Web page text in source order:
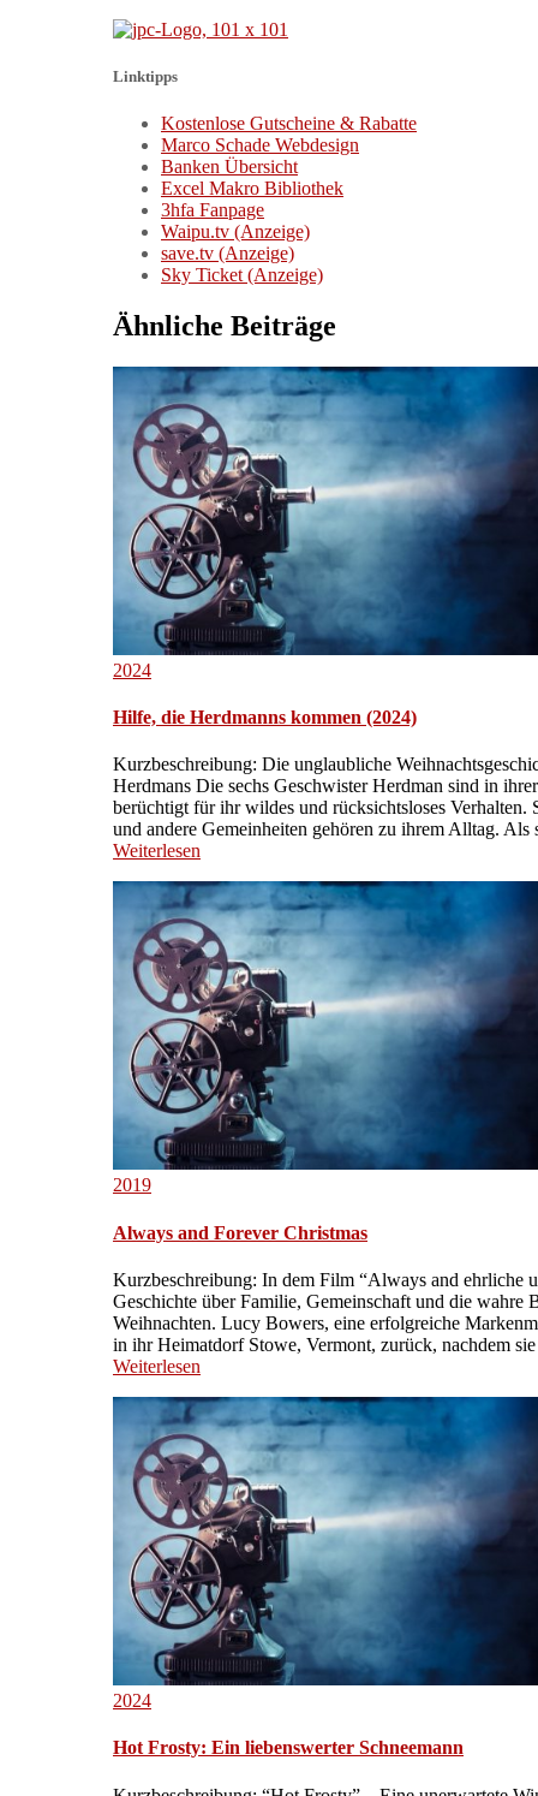
Linktipps
Kostenlose Gutscheine & Rabatte
Marco Schade Webdesign
Banken Übersicht
Excel Makro Bibliothek
3hfa Fanpage
Waipu.tv (Anzeige)
save.tv (Anzeige)
Sky Ticket (Anzeige)
Ähnliche Beiträge
2024
Hilfe, die Herdmanns kommen (2024)
Kurzbeschreibung: Die unglaubliche
Herdmans Die sechs Geschwister Herdman sind in
berüchtigt für ihr wildes und rücksichtsloses Verhalten.
und andere Gemeinheiten gehören zu ihrem Alltag. Als
Weiterlesen
2019
Always and Forever Christmas
Kurzbeschreibung: In dem Film “Always and ehrliche
Geschichte über Familie, Gemeinschaft und die wahre
Weihnachten. Lucy Bowers, eine erfolgreiche
in ihr Heimatdorf Stowe, Vermont, zurück, nachdem
Weiterlesen
2024
Hot Frosty: Ein liebenswerter Schneemann